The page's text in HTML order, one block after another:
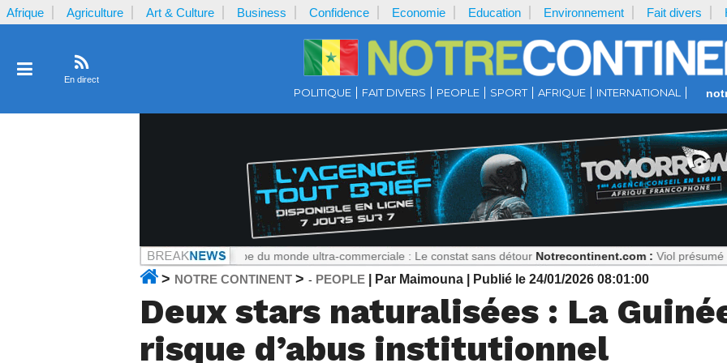
Afrique Agriculture Art & Culture Business Confidence Economie Education Environnement Fait divers
En direct
POLITIQUE FAIT DIVERS PEOPLE SPORT AFRIQUE INTERNATIONAL
La Coupe du monde ultra-commerciale : Le constat sans détour Notrecontinent.com : Viol présumé : Pourquoi
> NOTRE CONTINENT > - PEOPLE | Par Maimouna | Publié le 24/01/2026 08:01:00
Deux stars naturalisées : La
risque d’abus institutionnel